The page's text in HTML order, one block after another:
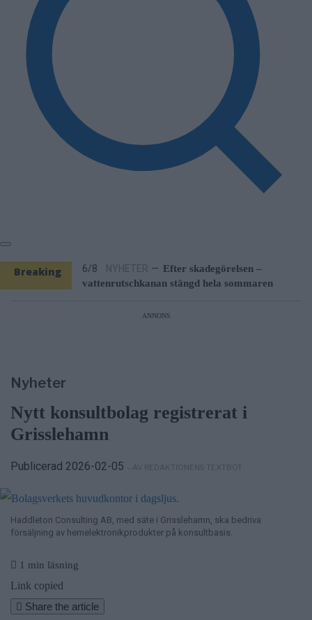
Breaking
News
Stulen bil hittad i Hallstavik –
6/8
NYHETER — Kommunen varnar för falska
sotare
internationellt pris
ANNONS
Nyheter
Nytt konsultbolag registrerat i
Grisslehamn
Publicerad 2026-02-05 – AV REDAKTIONENS TEXTBOT
Haddleton Consulting AB, med säte i Grisslehamn, ska bedriva
försäljning av hemelektronikprodukter på konsultbasis.
1 min läsning
Link copied
Share the article